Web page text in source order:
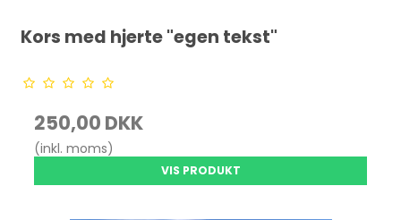
Kors med hjerte "egen tekst"
250,00 DKK
(inkl. moms)
VIS PRODUKT